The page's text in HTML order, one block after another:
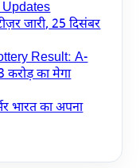
जारी, 25 दिसंबर
Result: A-
करोड़ का मेगा
भारत का अपना